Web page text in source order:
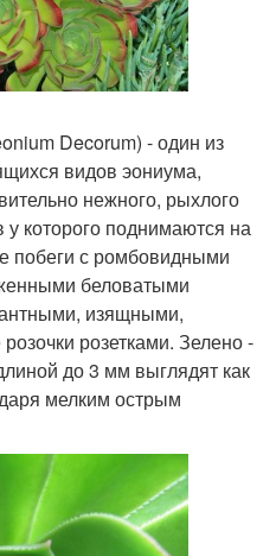
Decorum) - один из
видов эониума,
нежного, рыхлого
у которого поднимаются на
побеги с ромбовидными
беловатыми
изящными,
розетками. Зелено -
до 3 мм выглядят как
мелким острым